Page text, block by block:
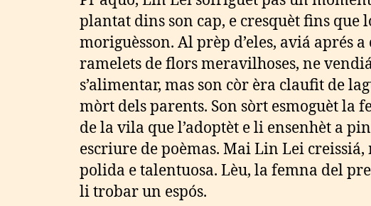
plantat dins son cap, e cresquèt fins que
moriguèsson. Al prèp d’eles, aviá aprés
ramelets de flors meravilhoses, ne
s’alimentar, mas son còr èra claufit de
mòrt dels parents. Son sòrt esmoguèt la
de la vila que l’adoptèt e li ensenhèt a
escriure de poèmas. Mai Lin Lei creissiá,
polida e talentuosa. Lèu, la femna del
li trobar un espós.